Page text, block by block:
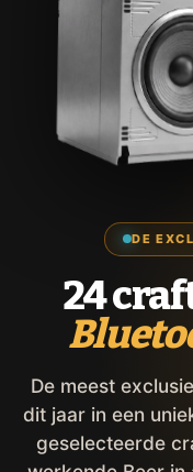
DE
24
De meest
dit jaar in een
geselecteerde